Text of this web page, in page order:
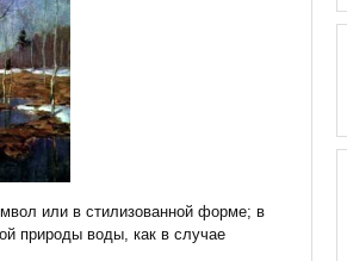
или в стилизованной форме; в
природы воды, как в случае